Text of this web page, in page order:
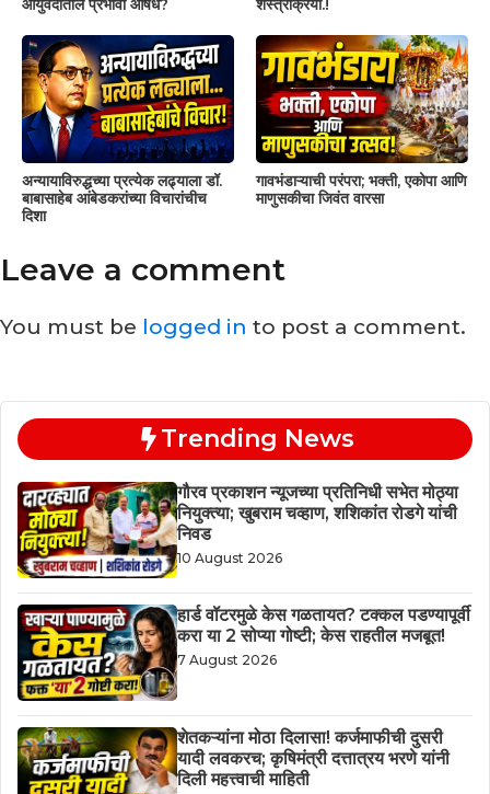
आयुर्वेदातील प्रभावी औषध? शस्त्रक्रिया.!
अन्यायाविरुद्धच्या प्रत्येक लढ्याला डॉ.
बाबासाहेब आंबेडकरांच्या विचारांचीच
दिशा
गावभंडाऱ्याची परंपरा; भक्ती, एकोपा आणि
माणुसकीचा जिवंत वारसा
Leave a comment
You must be logged in to post a comment.
Trending News
गौरव प्रकाशन न्यूजच्या प्रतिनिधी सभेत मोठ्या
नियुक्त्या; खुबराम चव्हाण, शशिकांत रोडगे यांची
निवड
10 August 2026
हार्ड वॉटरमुळे केस गळतायत? टक्कल पडण्यापूर्वी
करा या 2 सोप्या गोष्टी; केस राहतील मजबूत!
7 August 2026
शेतकऱ्यांना मोठा दिलासा! कर्जमाफीची दुसरी
यादी लवकरच; कृषिमंत्री दत्तात्रय भरणे यांनी
दिली महत्त्वाची माहिती